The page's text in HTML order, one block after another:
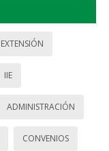
EXTENSIÓN
IIE
ADMINISTRACIÓN
CONVENIOS